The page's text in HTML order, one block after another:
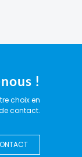
!
choix en
contact.